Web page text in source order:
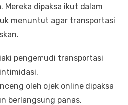
Mereka dipaksa ikut dalam
menuntut agar transportasi
pengemudi transportasi
oleh ojek online dipaksa
berlangsung panas.